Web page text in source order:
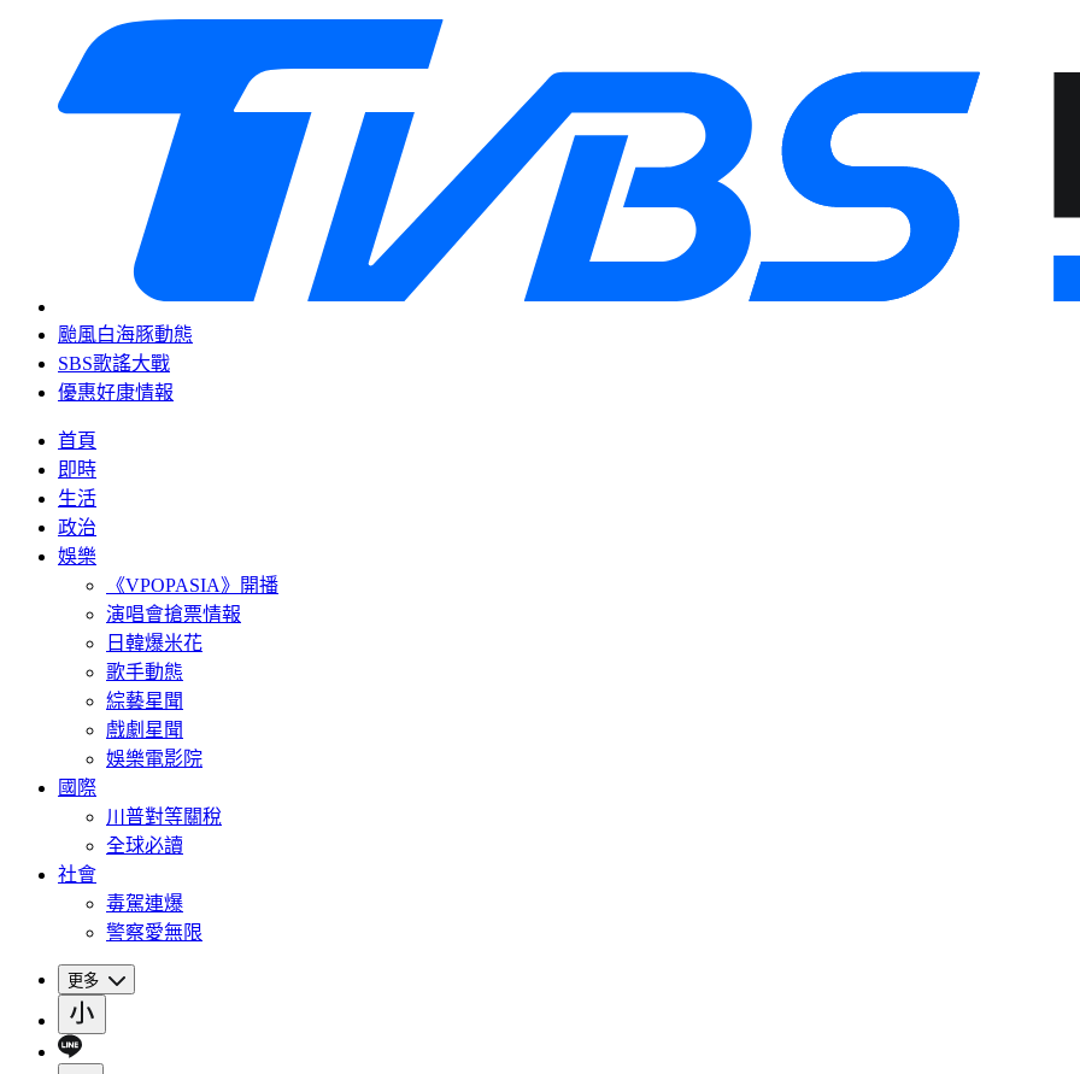
颱風白海豚動態
SBS歌謠大戰
優惠好康情報
首頁
即時
生活
政治
娛樂
《VPOPASIA》開播
演唱會搶票情報
日韓爆米花
歌手動態
綜藝星聞
戲劇星聞
娛樂電影院
國際
川普對等關稅
全球必讀
社會
毒駕連爆
警察愛無限
更多